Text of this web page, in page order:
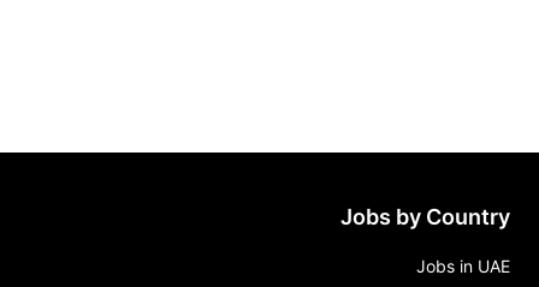
Jobs by Country
Jobs in UAE